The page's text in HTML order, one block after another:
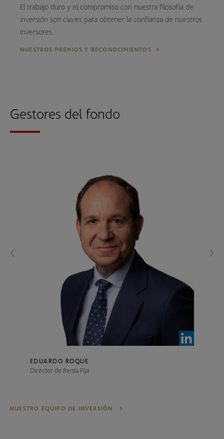
El trabajo duro y el compromiso con nuestra filosofía de
inversión son claves para obtener la confianza de nuestros
inversores.
NUESTROS PREMIOS Y RECONOCIMIENTOS
Gestores del fondo
EDUARDO ROQUE
Director de Renta Fija
NUESTRO EQUIPO DE INVERSIÓN